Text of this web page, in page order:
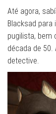
Até agora,
Blacksad
pugilista, bem
década de
detective.